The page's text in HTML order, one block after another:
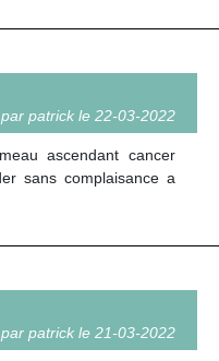
patrick le 22-03-2022
ascendant cancer
sans complaisance a
patrick le 21-03-2022